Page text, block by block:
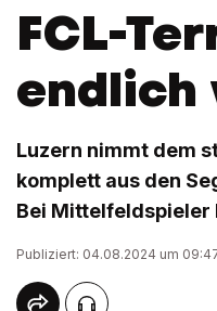
FCL-
endlich
Luzern nimmt dem
komplett aus den
Bei Mittelfeldspieler
Publiziert: 04.08.2024 um